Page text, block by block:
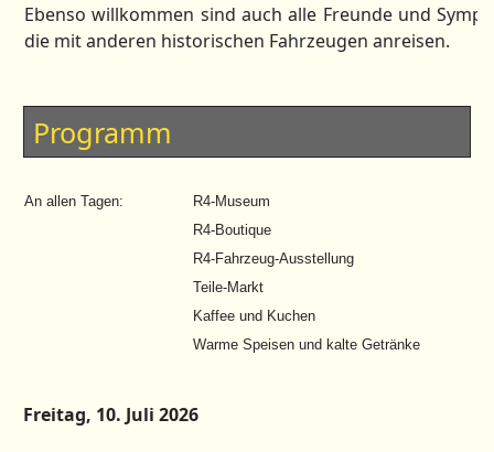
Ebenso willkommen sind auch alle Freunde und
die mit anderen historischen Fahrzeugen anreisen.
Programm
An allen Tagen:
R4-Museum
R4-Boutique
R4-Fahrzeug-Ausstellung
Teile-Markt
Kaffee und Kuchen
Warme Speisen und kalte Getränke
Freitag, 10. Juli 2026